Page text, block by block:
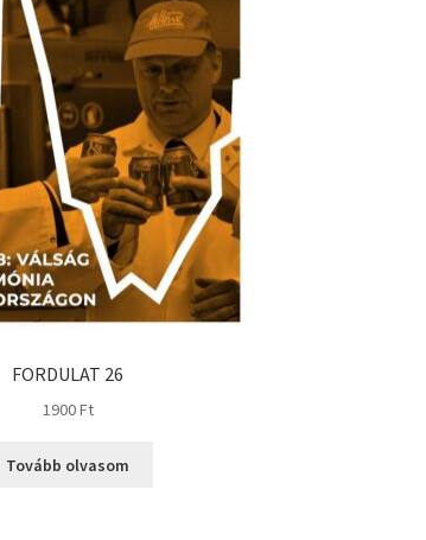
FORDULAT 26
1900Ft
Tovább olvasom